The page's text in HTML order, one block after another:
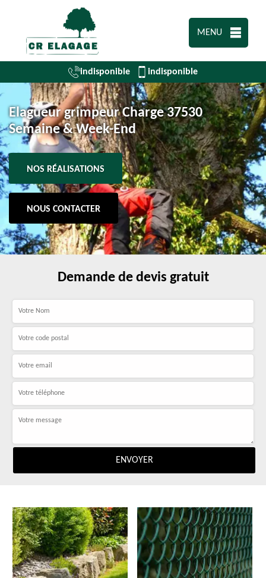
MENU
indisponible indisponible
Elagueur grimpeur Charge 37530
Semaine & Week-End
NOS RÉALISATIONS
NOUS CONTACTER
Demande de devis gratuit